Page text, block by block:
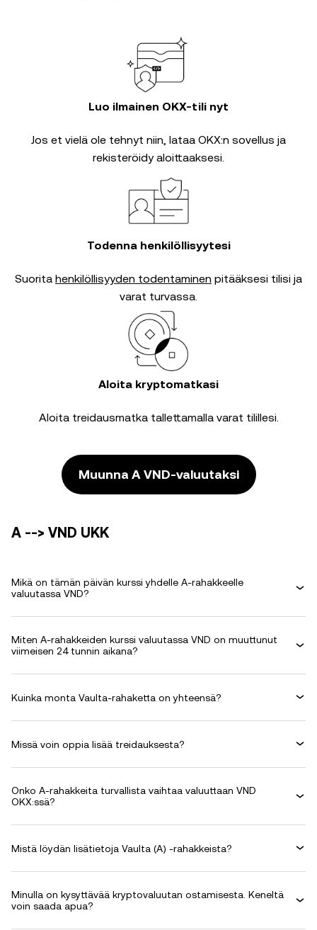
Luo ilmainen OKX-tili nyt
Jos et vielä ole tehnyt niin, lataa OKX:n sovellus ja
rekisteröidy aloittaaksesi.
Todenna henkilöllisyytesi
Suorita henkilöllisyyden todentaminen pitääksesi tilisi ja
varat turvassa.
Aloita kryptomatkasi
Aloita treidausmatka tallettamalla varat tilillesi.
Muunna A VND-valuutaksi
A --> VND UKK
Mikä on tämän päivän kurssi yhdelle A-rahakkeelle
valuutassa VND?
Miten A-rahakkeiden kurssi valuutassa VND on muuttunut
viimeisen 24 tunnin aikana?
Kuinka monta Vaulta-rahaketta on yhteensä?
Missä voin oppia lisää treidauksesta?
Onko A-rahakkeita turvallista vaihtaa valuuttaan VND
OKX:ssä?
Mistä löydän lisätietoja Vaulta (A) -rahakkeista?
Minulla on kysyttävää kryptovaluutan ostamisesta. Keneltä
voin saada apua?